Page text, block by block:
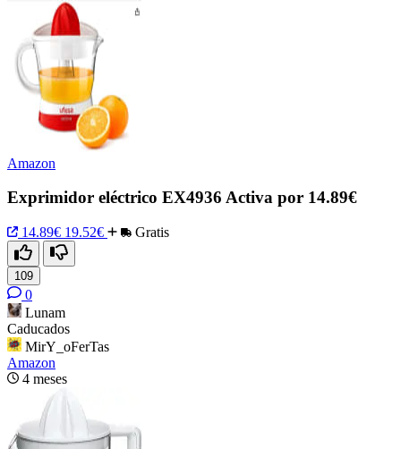
Amazon
Exprimidor eléctrico EX4936 Activa por 14.89€
14.89€ 19.52€ Gratis
109
0
Lunam
Caducados
MirY_oFerTas
Amazon
4 meses